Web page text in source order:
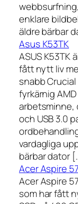
enklare
äldre bärbar
Asus K53TK
ASUS K53TK
fått nytt liv
snabb Crucial
fyrkärnig
arbetsminne,
och USB 3.0
vardagliga
bärbar dator
Acer Aspire
Acer Aspire
som har fått